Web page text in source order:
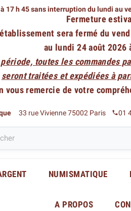
17 h 45 sans interruption du lundi au
Fermeture
sera fermé du
au lundi 24 août 2026
toutes les commandes
seront traitées et expédiées à
vous remercie de votre
33 rue Vivienne 75002 Paris phone01
NUMISMATIQUE
A PROPOS